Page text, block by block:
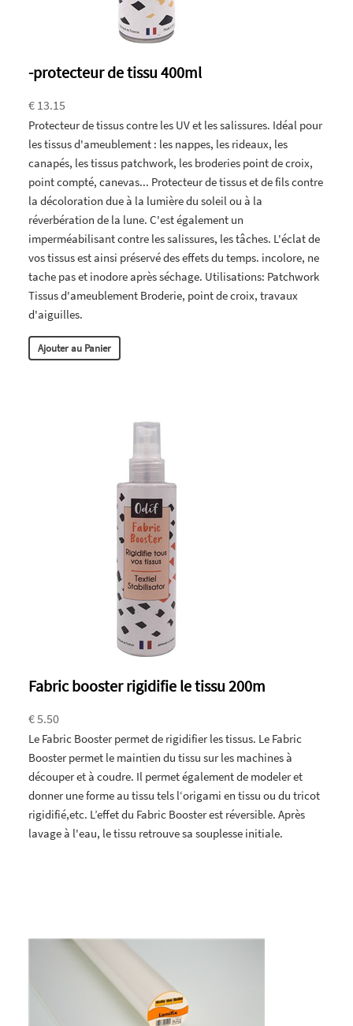
-protecteur de tissu 400ml
€ 13.15
Protecteur de tissus contre les UV et les salissures. Idéal pour
les tissus d'ameublement : les nappes, les rideaux, les
canapés, les tissus patchwork, les broderies point de croix,
point compté, canevas... Protecteur de tissus et de fils contre
la décoloration due à la lumière du soleil ou à la
réverbération de la lune. C'est également un
imperméabilisant contre les salissures, les tâches. L'éclat de
vos tissus est ainsi préservé des effets du temps. incolore, ne
tache pas et inodore après séchage. Utilisations: Patchwork
Tissus d'ameublement Broderie, point de croix, travaux
d'aiguilles.
Ajouter au Panier
Fabric booster rigidifie le tissu 200m
€ 5.50
Le Fabric Booster permet de rigidifier les tissus. Le Fabric
Booster permet le maintien du tissu sur les machines à
découper et à coudre. Il permet également de modeler et
donner une forme au tissu tels l‘origami en tissu ou du tricot
rigidifié,etc. L’effet du Fabric Booster est réversible. Après
lavage à l'eau, le tissu retrouve sa souplesse initiale.